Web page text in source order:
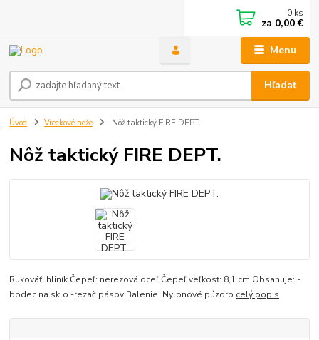
Menu
Hľadať
0 ks
za 0,00 €
Úvod Vreckové nože Nôž taktický FIRE DEPT.
Nôž taktický FIRE DEPT.
Rukoväť: hliník Čepeľ: nerezová oceľ Čepeľ veľkosť: 8,1 cm Obsahuje: -
bodec na sklo -rezač pásov Balenie: Nylonové púzdro celý popis